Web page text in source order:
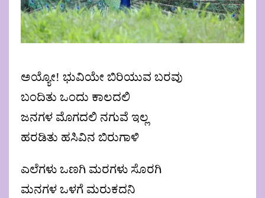
ಅಯ್ಯೋ! ಭುವಿಯೇ ಬಿರಿಯುವ ಬರವು
ಬಂದಿತು ಒಂದು ಕಾಲದಲಿ
ಜನಗಳ ಮೊಗದಲಿ ನಗುವೆ ಇಲ್ಲ
ಹರಡಿತು ಹಸಿವಿನ ಬಿರುಗಾಳಿ
ಎಲೆಗಳು ಒಣಗಿ ಮರಗಳು ಸೊರಗಿ
ಮನಗಳ ಒಳಗೆ ಮರುಕದನಿ